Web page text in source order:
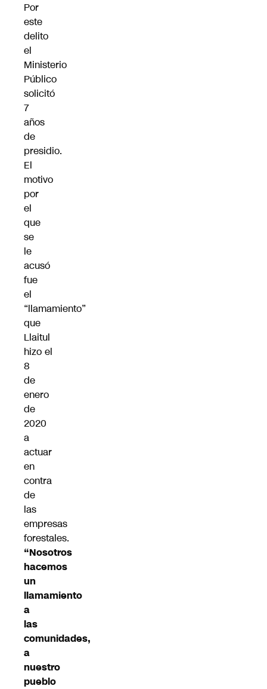
Por
este
delito
el
Ministerio
Público
solicitó
7
años
de
presidio.
El
motivo
por
el
que
se
le
acusó
fue
el
“llamamiento”
que
Llaitul
hizo el
8
de
enero
de
2020
a
actuar
en
contra
de
las
empresas
forestales.
“Nosotros
hacemos
un
llamamiento
a
las
comunidades,
a
nuestro
pueblo